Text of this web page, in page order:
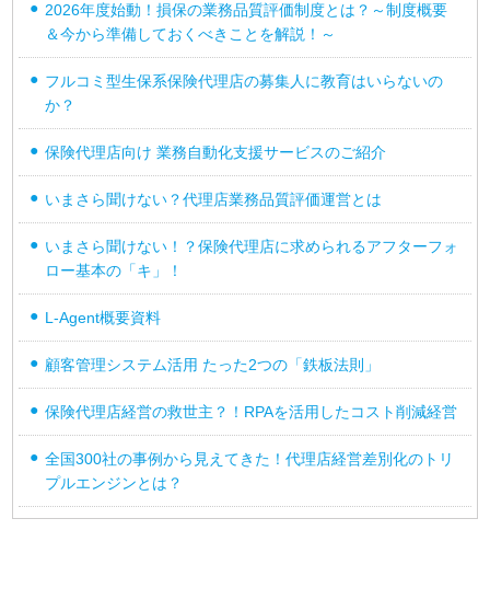
2026年度始動！損保の業務品質評価制度とは？～制度概要
＆今から準備しておくべきことを解説！～
フルコミ型生保系保険代理店の募集人に教育はいらないの
か？
保険代理店向け 業務自動化支援サービスのご紹介
いまさら聞けない？代理店業務品質評価運営とは
いまさら聞けない！？保険代理店に求められるアフターフォ
ロー基本の「キ」！
L-Agent概要資料
顧客管理システム活用 たった2つの「鉄板法則」
保険代理店経営の救世主？！RPAを活用したコスト削減経営
全国300社の事例から見えてきた！代理店経営差別化のトリ
プルエンジンとは？